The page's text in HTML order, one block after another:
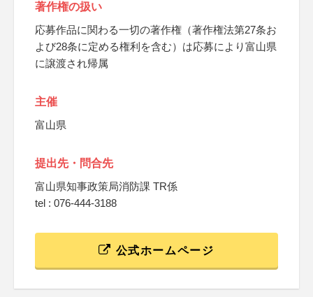
著作権の扱い
応募作品に関わる一切の著作権（著作権法第27条お
よび28条に定める権利を含む）は応募により富山県
に譲渡され帰属
主催
富山県
提出先・問合先
富山県知事政策局消防課 TR係
tel : 076-444-3188
公式ホームページ